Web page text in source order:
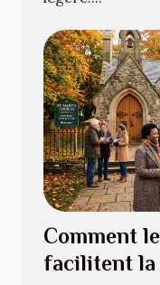
Comment
facilitent la